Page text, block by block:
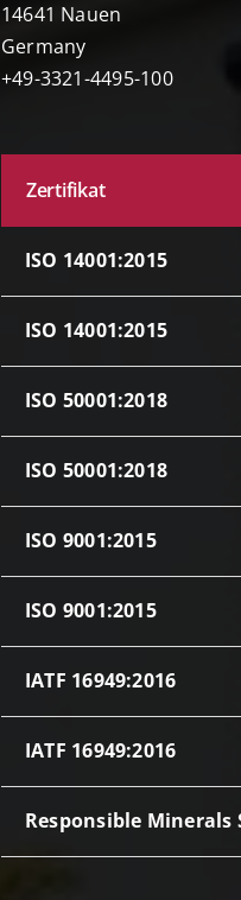
14641 Nauen
Germany
+49-3321-4495-100
Zertifikat
ISO 14001:2015
ISO 14001:2015
ISO 50001:2018
ISO 50001:2018
ISO 9001:2015
ISO 9001:2015
IATF 16949:2016
IATF 16949:2016
Responsible Minerals